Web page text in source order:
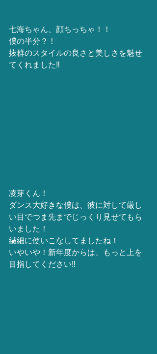
七海ちゃん、顔ちっちゃ！！
僕の半分？！
抜群のスタイルの良さと美しさを魅せ
てくれました‼️
凌芽くん！
ダンス大好きな僕は、彼に対して厳し
い目でつま先までじっくり見せてもら
いました！
繊細に使いこなしてましたね！
いやいや！新年度からは、もっと上を
目指してください‼️